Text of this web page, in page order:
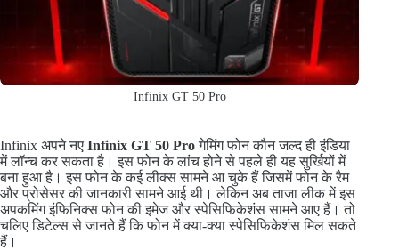
Infinix GT 50 Pro
Infinix अपने नए Infinix GT 50 Proगेमिंग फोन कौन जल्द ही इंडिया
में लॉन्च कर सकता है। इस फोन के लांच होने से पहले ही यह सुर्खियों में
बना हुआ है। इस फोन के कई लीक्स सामने आ चुके हैं जिसमें फोन के रैम
और प्रोसेसर की जानकारी सामने आई थी। लेकिन अब ताजा लीक में इस
अपकमिंग इंफिनिक्स फोन की इमेज और स्पेसिफिकेशंस सामने आए हैं। तो
चलिए डिटेल्स से जानते हैं कि फोन में क्या-क्या स्पेसिफिकेशंस मिल सकते
हैं।